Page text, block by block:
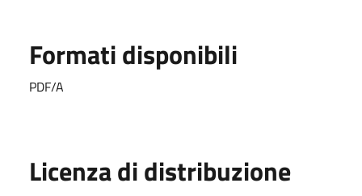
Formati disponibili
PDF/A
Licenza di distribuzione